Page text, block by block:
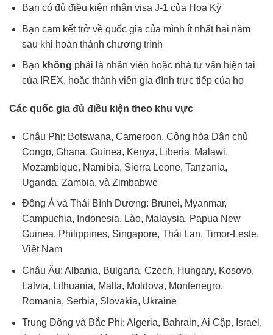
Bạn có đủ điều kiện nhận visa J-1 của Hoa Kỳ
Bạn cam kết trở về quốc gia của mình ít nhất hai năm
sau khi hoàn thành chương trình
Bạn không phải là nhân viên hoặc nhà tư vấn hiện tại
của IREX, hoặc thành viên gia đình trực tiếp của họ
Các quốc gia đủ điều kiện theo khu vực
Châu Phi: Botswana, Cameroon, Cộng hòa Dân chủ
Congo, Ghana, Guinea, Kenya, Liberia, Malawi,
Mozambique, Namibia, Sierra Leone, Tanzania,
Uganda, Zambia, và Zimbabwe
Đông Á và Thái Bình Dương: Brunei, Myanmar,
Campuchia, Indonesia, Lào, Malaysia, Papua New
Guinea, Philippines, Singapore, Thái Lan, Timor-Leste,
Việt Nam
Châu Âu: Albania, Bulgaria, Czech, Hungary, Kosovo,
Latvia, Lithuania, Malta, Moldova, Montenegro,
Romania, Serbia, Slovakia, Ukraine
Trung Đông và Bắc Phi: Algeria, Bahrain, Ai Cập, Israel,